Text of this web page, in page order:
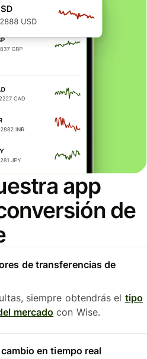
app
de
de transferencias de
siempre obtendrás el tipo
mercado con Wise.
en tiempo real